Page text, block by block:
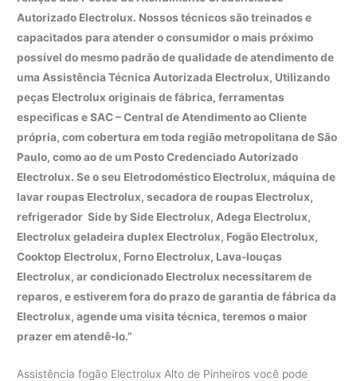
Autorizado Electrolux. Nossos técnicos são treinados e
capacitados para atender o consumidor o mais próximo
possível do mesmo padrão de qualidade de atendimento de
uma Assistência Técnica Autorizada Electrolux, Utilizando
peças Electrolux originais de fábrica, ferramentas
especificas e SAC – Central de Atendimento ao Cliente
própria, com cobertura em toda região metropolitana de São
Paulo, como ao de um Posto Credenciado Autorizado
Electrolux. Se o seu Eletrodoméstico Electrolux, máquina de
lavar roupas Electrolux, secadora de roupas Electrolux,
refrigerador Side by Side Electrolux, Adega Electrolux,
Electrolux geladeira duplex Electrolux, Fogão Electrolux,
Cooktop Electrolux, Forno Electrolux, Lava-louças
Electrolux, ar condicionado Electrolux necessitarem de
reparos, e estiverem fora do prazo de garantia de fábrica da
Electrolux, agende uma visita técnica, teremos o maior
prazer em atendê-lo.”
Assistência fogão Electrolux Alto de Pinheiros você pode